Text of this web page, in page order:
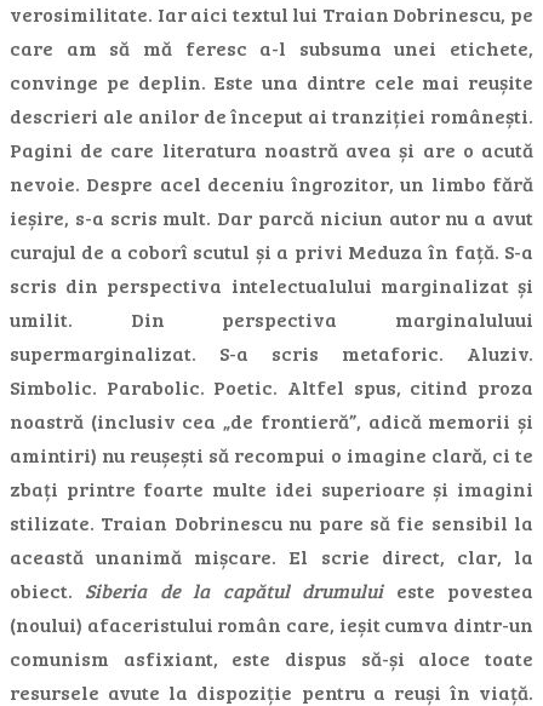
verosimilitate. Iar aici textul lui Traian Dobrinescu, pe
care am să mă feresc a-l subsuma unei etichete,
convinge pe deplin. Este una dintre cele mai reușite
descrieri ale anilor de început ai tranziției românești.
Pagini de care literatura noastră avea și are o acută
nevoie. Despre acel deceniu îngrozitor, un limbo fără
ieșire, s-a scris mult. Dar parcă niciun autor nu a avut
curajul de a coborî scutul și a privi Meduza în față. S-a
scris din perspectiva intelectualului marginalizat și
umilit. Din perspectiva marginaluluui
supermarginalizat. S-a scris metaforic. Aluziv.
Simbolic. Parabolic. Poetic. Altfel spus, citind proza
noastră (inclusiv cea „de frontieră”, adică memorii și
amintiri) nu reușești să recompui o imagine clară, ci te
zbați printre foarte multe idei superioare și imagini
stilizate. Traian Dobrinescu nu pare să fie sensibil la
această unanimă mișcare. El scrie direct, clar, la
obiect. Siberia de la capătul drumului este povestea
(noului) afaceristului român care, ieșit cumva dintr-un
comunism asfixiant, este dispus să-și aloce toate
resursele avute la dispoziție pentru a reuși în viață.